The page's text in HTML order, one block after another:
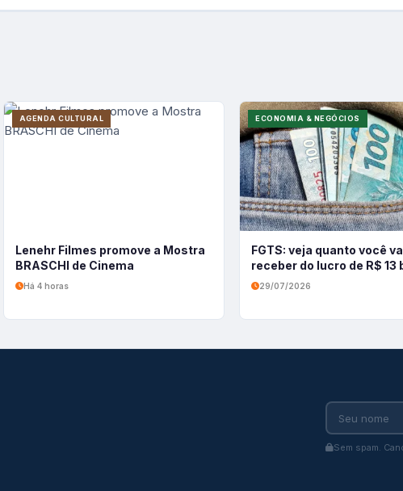
AGENDA CULTURAL
Lenehr Filmes promove a Mostra
BRASCHI de Cinema
Há 4 horas
ECONOMIA & NEGÓCIOS
FGTS: veja quanto você
receber do lucro de R$ 13
29/07/2026
Sem spam.